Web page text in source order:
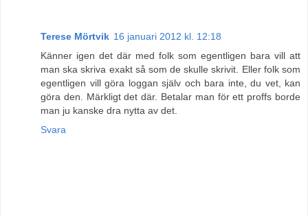
Terese Mörtvik 16 januari 2012 kl. 12:18
Känner igen det där med folk som egentligen bara vill att
man ska skriva exakt så som de skulle skrivit. Eller folk som
egentligen vill göra loggan själv och bara inte, du vet, kan
göra den. Märkligt det där. Betalar man för ett proffs borde
man ju kanske dra nytta av det.
Svara